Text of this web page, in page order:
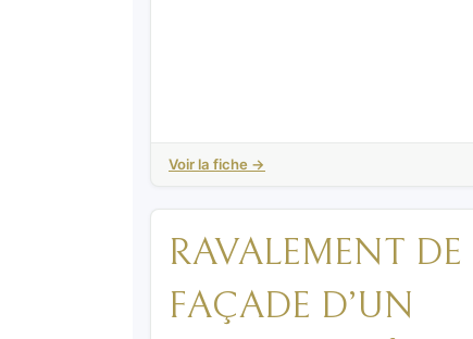
Voir la fiche →
RAVALEMENT DE
FAÇADE D’UN